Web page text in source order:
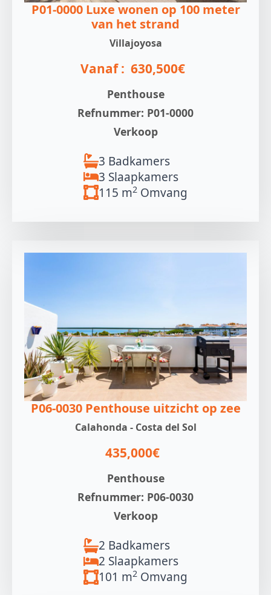
P01-0000 Luxe wonen op 100 meter
van het strand
Villajoyosa
Vanaf : 630,500€
Penthouse
Refnummer: P01-0000
Verkoop
3 Badkamers
3 Slaapkamers
115 m2 Omvang
P06-0030 Penthouse uitzicht op zee
Calahonda - Costa del Sol
435,000€
Penthouse
Refnummer: P06-0030
Verkoop
2 Badkamers
2 Slaapkamers
101 m2 Omvang